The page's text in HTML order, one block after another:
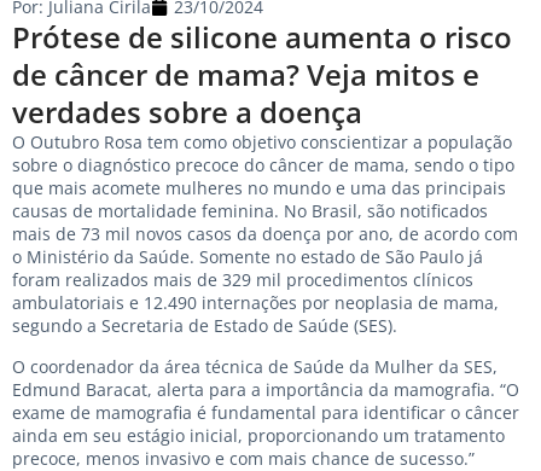
Prótese de silicone aumenta o risco
de câncer de mama? Veja mitos e
verdades sobre a doença
Por: Juliana Cirila 23/10/2024
O Outubro Rosa tem como objetivo conscientizar a população
sobre o diagnóstico precoce do câncer de mama, sendo o tipo
que mais acomete mulheres no mundo e uma das principais
causas de mortalidade feminina. No Brasil, são notificados
mais de 73 mil novos casos da doença por ano, de acordo com
o Ministério da Saúde. Somente no estado de São Paulo já
foram realizados mais de 329 mil procedimentos clínicos
ambulatoriais e 12.490 internações por neoplasia de mama,
segundo a Secretaria de Estado de Saúde (SES).
O coordenador da área técnica de Saúde da Mulher da SES,
Edmund Baracat, alerta para a importância da mamografia. “O
exame de mamografia é fundamental para identificar o câncer
ainda em seu estágio inicial, proporcionando um tratamento
precoce, menos invasivo e com mais chance de sucesso.”